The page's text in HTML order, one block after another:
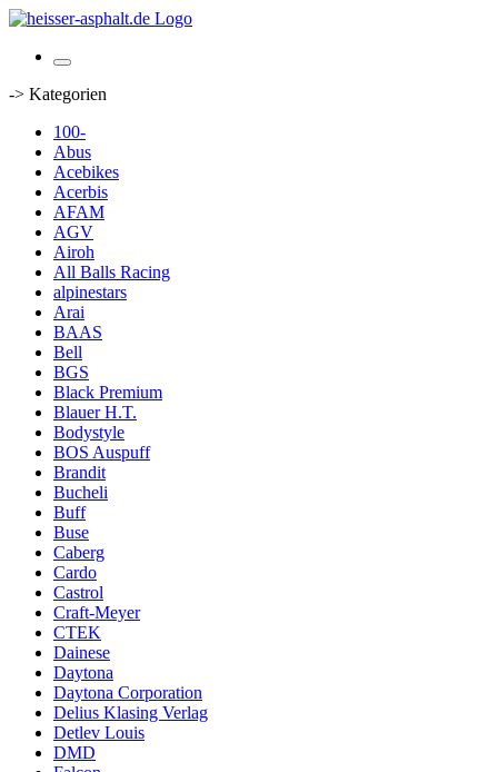
-> Kategorien
100-
Abus
Acebikes
Acerbis
AFAM
AGV
Airoh
All Balls Racing
alpinestars
Arai
BAAS
Bell
BGS
Black Premium
Blauer H.T.
Bodystyle
BOS Auspuff
Brandit
Bucheli
Buff
Buse
Caberg
Cardo
Castrol
Craft-Meyer
CTEK
Dainese
Daytona
Daytona Corporation
Delius Klasing Verlag
Detlev Louis
DMD